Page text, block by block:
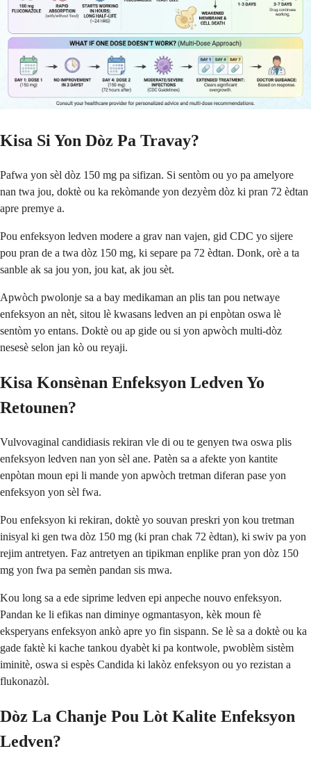
Kisa Si Yon Dòz Pa Travay?
Pafwa yon sèl dòz 150 mg pa sifizan. Si sentòm ou yo pa amelyore
nan twa jou, doktè ou ka rekòmande yon dezyèm dòz ki pran 72 èdtan
apre premye a.
Pou enfeksyon ledven modere a grav nan vajen, gid CDC yo sijere
pou pran de a twa dòz 150 mg, ki separe pa 72 èdtan. Donk, orè a ta
sanble ak sa jou yon, jou kat, ak jou sèt.
Apwòch pwolonje sa a bay medikaman an plis tan pou netwaye
enfeksyon an nèt, sitou lè kwasans ledven an pi enpòtan oswa lè
sentòm yo entans. Doktè ou ap gide ou si yon apwòch multi-dòz
nesesè selon jan kò ou reyaji.
Kisa Konsènan Enfeksyon Ledven Yo
Retounen?
Vulvovaginal candidiasis rekiran vle di ou te genyen twa oswa plis
enfeksyon ledven nan yon sèl ane. Patèn sa a afekte yon kantite
enpòtan moun epi li mande yon apwòch tretman diferan pase yon
enfeksyon yon sèl fwa.
Pou enfeksyon ki rekiran, doktè yo souvan preskri yon kou tretman
inisyal ki gen twa dòz 150 mg (ki pran chak 72 èdtan), ki swiv pa yon
rejim antretyen. Faz antretyen an tipikman enplike pran yon dòz 150
mg yon fwa pa semèn pandan sis mwa.
Kou long sa a ede siprime ledven epi anpeche nouvo enfeksyon.
Pandan ke li efikas nan diminye ogmantasyon, kèk moun fè
eksperyans enfeksyon ankò apre yo fin sispann. Se lè sa a doktè ou ka
gade faktè ki kache tankou dyabèt ki pa kontwole, pwoblèm sistèm
iminitè, oswa si espès Candida ki lakòz enfeksyon ou yo rezistan a
flukonazòl.
Dòz La Chanje Pou Lòt Kalite Enfeksyon
Ledven?